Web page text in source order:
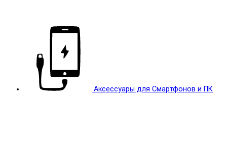
Аксессуары для Смартфонов и ПК